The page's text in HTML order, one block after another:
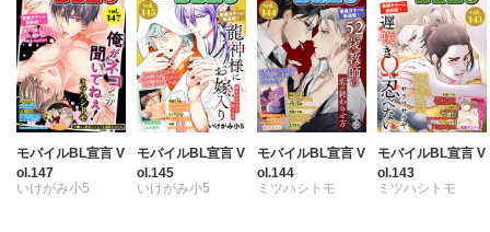
モバイルBL宣言 V
ol.147
いけがみ小5
モバイルBL宣言 V
ol.145
いけがみ小5
モバイルBL宣言 V
ol.144
ミツハシトモ
モバイルBL宣言 V
ol.143
ミツハシトモ